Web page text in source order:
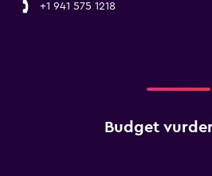
+1 941 575 1218
Budget